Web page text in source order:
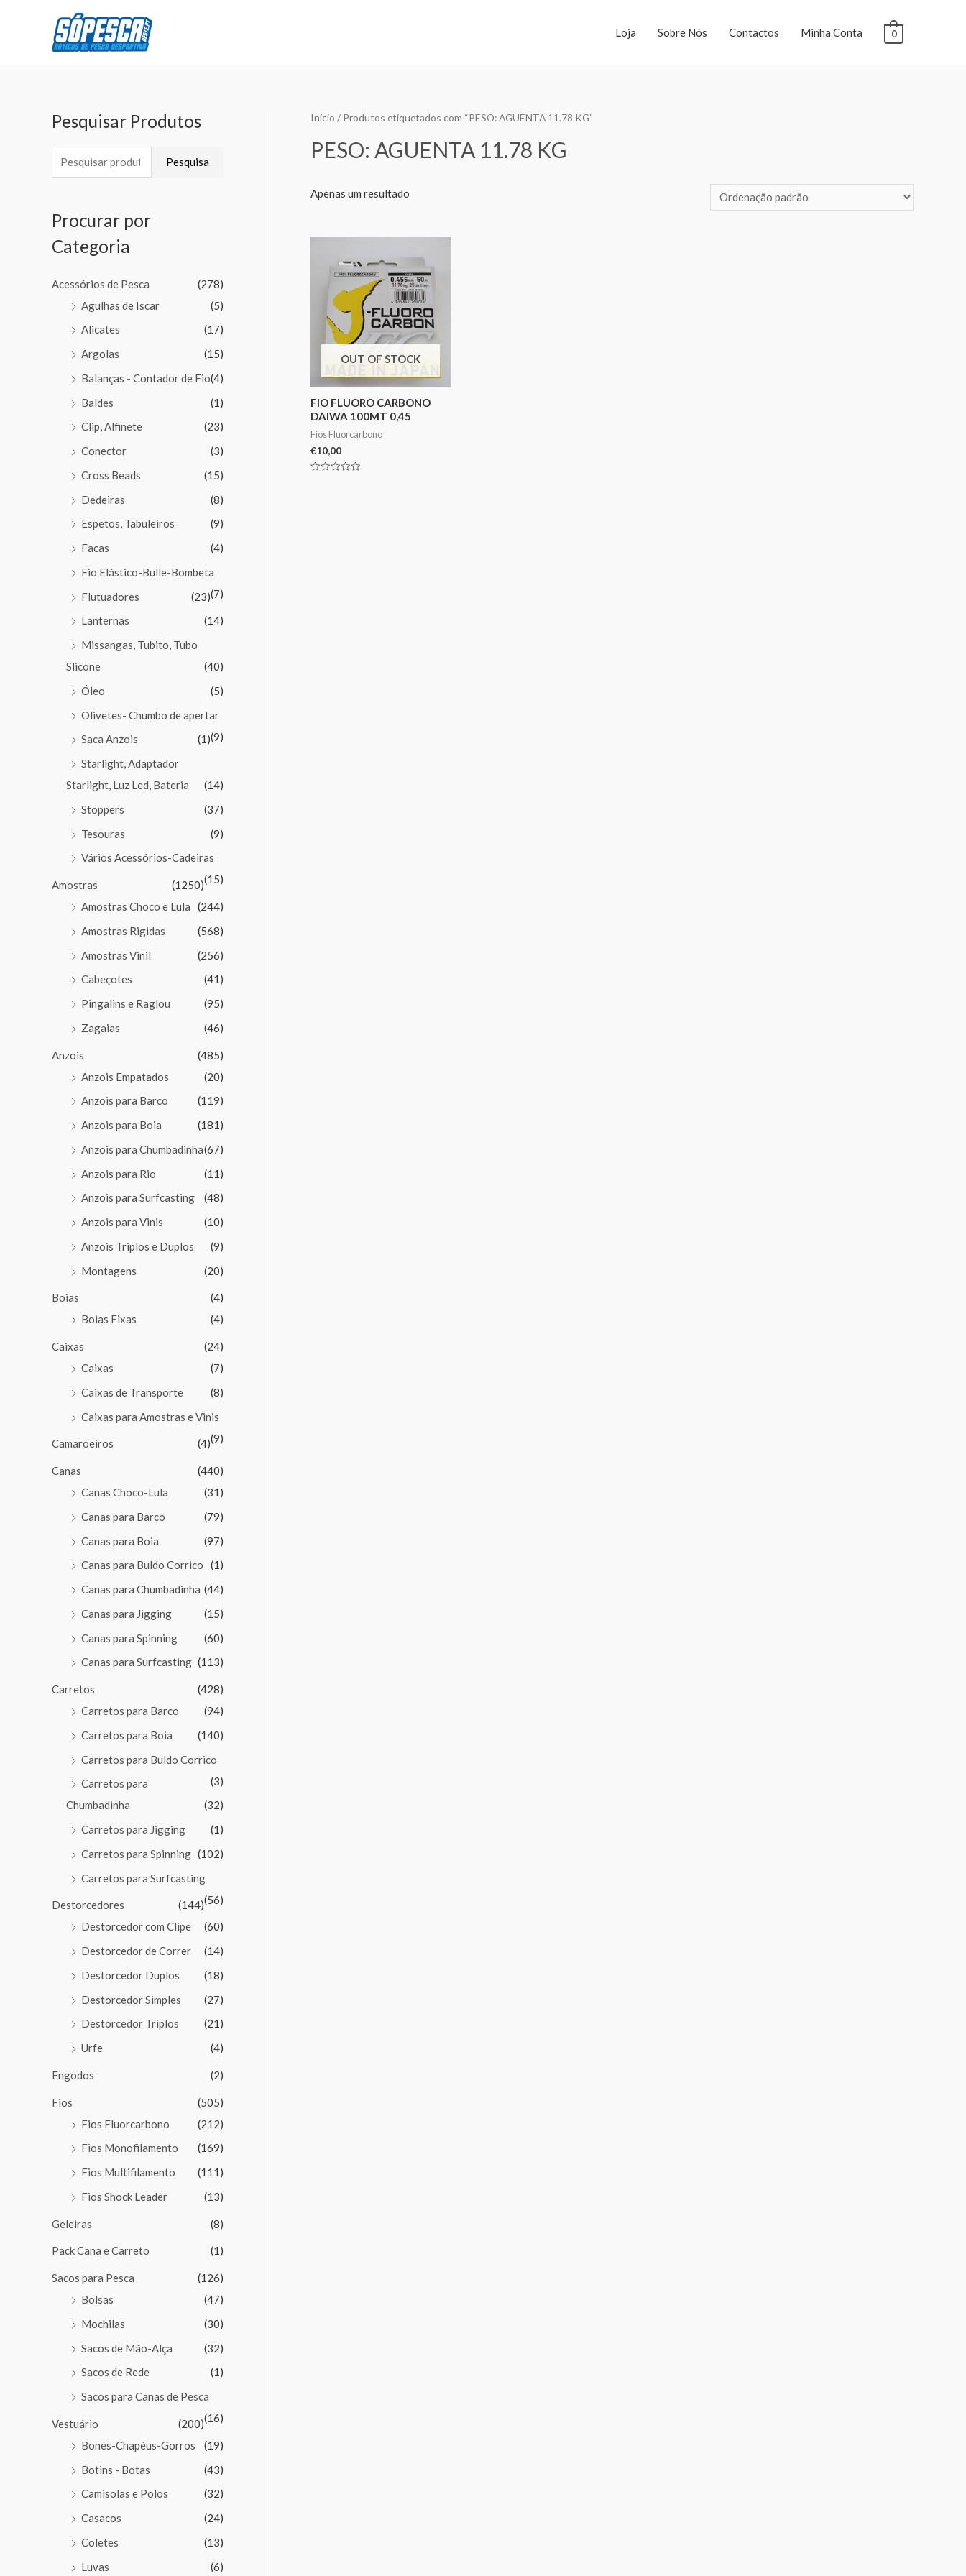
Loja Sobre Nós Contactos Minha Conta 0
Pesquisar Produtos
Pesquisa
Procurar por
Categoria
Acessórios de Pesca
(278)
Agulhas de Iscar
(5)
Alicates
(17)
Argolas
(15)
Balanças - Contador de Fio(4)
Baldes
(1)
Clip, Alfinete
(23)
Conector
(3)
Cross Beads
(15)
Dedeiras
(8)
Espetos, Tabuleiros
(9)
Facas
(4)
Fio Elástico-Bulle-Bombeta
(7)
Flutuadores
(23)
Lanternas
(14)
Missangas, Tubito, Tubo
Slicone
(40)
Óleo
(5)
Olivetes- Chumbo de apertar
(9)
Saca Anzois
(1)
Starlight, Adaptador
Starlight, Luz Led, Bateria
(14)
Stoppers
(37)
Tesouras
(9)
Vários Acessórios-Cadeiras
(15)
Amostras
(1250)
Amostras Choco e Lula
(244)
Amostras Rigidas
(568)
Amostras Vinil
(256)
Cabeçotes
(41)
Pingalins e Raglou
(95)
Zagaias
(46)
Anzois
(485)
Anzois Empatados
(20)
Anzois para Barco
(119)
Anzois para Boia
(181)
Anzois para Chumbadinha(67)
Anzois para Rio
(11)
Anzois para Surfcasting
(48)
Anzois para Vinis
(10)
Anzois Triplos e Duplos
(9)
Montagens
(20)
Boias
(4)
Boias Fixas
(4)
Caixas
(24)
Caixas
(7)
Caixas de Transporte
(8)
Caixas para Amostras e Vinis
(9)
Camaroeiros (4)
Canas
(440)
Canas Choco-Lula
(31)
Canas para Barco
(79)
Canas para Boia
(97)
Canas para Buldo Corrico
(1)
Canas para Chumbadinha (44)
Canas para Jigging
(15)
Canas para Spinning
(60)
Canas para Surfcasting (113)
Carretos
(428)
Carretos para Barco
(94)
Carretos para Boia
(140)
Carretos para Buldo Corrico
(3)
Carretos para
Chumbadinha
(32)
Carretos para Jigging
(1)
Carretos para Spinning (102)
Carretos para Surfcasting
(56)
Destorcedores
(144)
Destorcedor com Clipe
(60)
Destorcedor de Correr
(14)
Destorcedor Duplos
(18)
Destorcedor Simples
(27)
Destorcedor Triplos
(21)
Urfe
(4)
Engodos (2)
Fios
(505)
Fios Fluorcarbono
(212)
Fios Monofilamento
(169)
Fios Multifilamento
(111)
Fios Shock Leader
(13)
Geleiras (8)
Pack Cana e Carreto (1)
Sacos para Pesca
(126)
Bolsas
(47)
Mochilas
(30)
Sacos de Mão-Alça
(32)
Sacos de Rede
(1)
Sacos para Canas de Pesca
(16)
Vestuário
(200)
Bonés-Chapéus-Gorros
(19)
Botins - Botas
(43)
Camisolas e Polos
(32)
Casacos
(24)
Coletes
(13)
Luvas
(6)
Início / Produtos etiquetados com “PESO: AGUENTA 11.78 KG”
PESO: AGUENTA 11.78 KG
Apenas um resultado
OUT OF STOCK
FIO FLUORO CARBONO
DAIWA 100MT 0,45
Fios Fluorcarbono
€10,00